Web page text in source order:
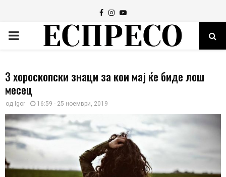
Facebook
Instagram
Youtube
PRIMARY
3 хороскопски знаци за кои мај ќе биде лош
месец
од Igor 16:59 - 25 ноември, 2019